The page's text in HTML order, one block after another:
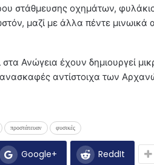
στάθμευσης οχημάτων,
μαζί με άλλα πέντε
Ανώγεια έχουν δημιουργεί
αντίστοιχα των
προστάτευαν φυσικές
Google+ ReddIt